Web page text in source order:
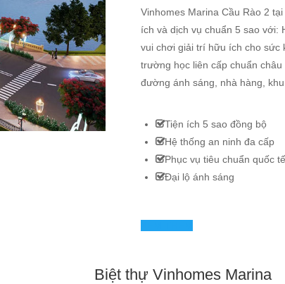
Vinhomes Marina Cầu Rào 2
ích và dịch vụ chuẩn 5 sao với:
vui chơi giải trí hữu ích cho sức
trường học liên cấp chuẩn
đường ánh sáng, nhà hàng, khu
Tiện ích 5 sao đồng bộ
Hệ thống an ninh đa cấp
Phục vụ tiêu chuẩn quốc tế
Đại lộ ánh sáng
Biệt thự Vinhomes Marina